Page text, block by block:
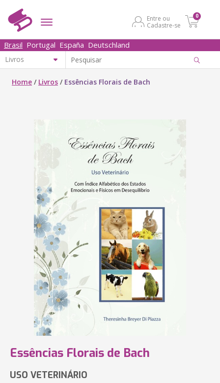
Entre ou
Cadastre-se
0
Brasil Portugal España Deutschland
Home / Livros / Essências Florais de Bach
Essências Florais de Bach
USO VETERINÁRIO